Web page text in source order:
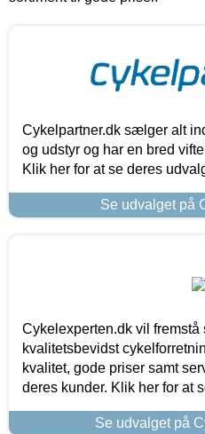
Cykelpartner.dk sælger alt
og udstyr og har en bred
Klik her for at se deres
Se udvalget på
Cykelexperten.dk vil
kvalitetsbevidst
kvalitet, gode priser samt
deres kunder. Klik her for at
Se udvalget på